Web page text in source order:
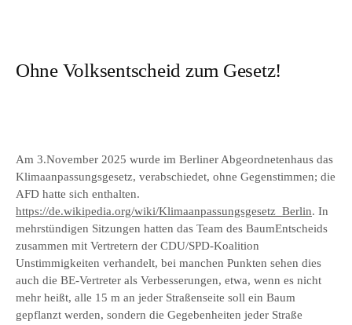
Ohne Volksentscheid zum Gesetz!
Am 3.November 2025 wurde im Berliner Abgeordnetenhaus das
Klimaanpassungsgesetz, verabschiedet, ohne Gegenstimmen; die
AFD hatte sich enthalten.
https://de.wikipedia.org/wiki/Klimaanpassungsgesetz_Berlin. In
mehrstündigen Sitzungen hatten das Team des BaumEntscheids
zusammen mit Vertretern der CDU/SPD-Koalition
Unstimmigkeiten verhandelt, bei manchen Punkten sehen dies
auch die BE-Vertreter als Verbesserungen, etwa, wenn es nicht
mehr heißt, alle 15 m an jeder Straßenseite soll ein Baum
gepflanzt werden, sondern die Gegebenheiten jeder Straße